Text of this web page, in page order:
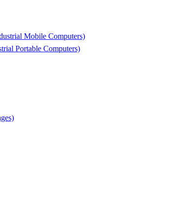
Mobile Computers)
Portable Computers)